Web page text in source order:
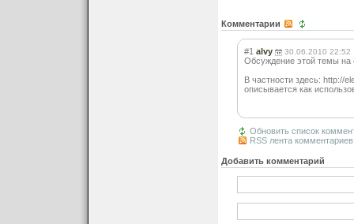
Комментарии
#1 alvy 30.06.2010 22:52
Обсуждение этой темы на
В частности здесь: http://
описывается как
Обновить список
RSS лента
Добавить комментарий